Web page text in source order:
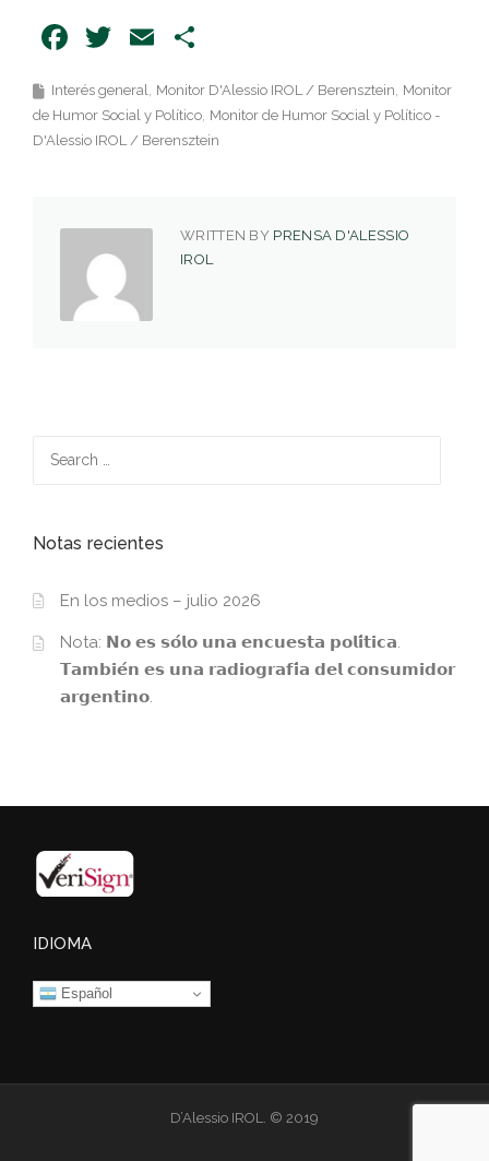
Facebook
Twitter
Email
Interés general Monitor D'Alessio IROL / Berensztein Monitor
de Humor Social y Político Monitor de Humor Social y Político -
D'Alessio IROL / Berensztein
WRITTEN BY PRENSA D'ALESSIO
IROL
Notas recientes
En los medios – julio 2026
Nota: 𝗡𝗼 𝗲𝘀 𝘀𝗼́𝗹𝗼 𝘂𝗻𝗮 𝗲𝗻𝗰𝘂𝗲𝘀𝘁𝗮 𝗽𝗼𝗹𝗶́𝘁𝗶𝗰𝗮.
𝗧𝗮𝗺𝗯𝗶𝗲́𝗻 𝗲𝘀 𝘂𝗻𝗮 𝗿𝗮𝗱𝗶𝗼𝗴𝗿𝗮𝗳𝗶́𝗮 𝗱𝗲𝗹 𝗰𝗼𝗻𝘀𝘂𝗺𝗶𝗱𝗼𝗿
𝗮𝗿𝗴𝗲𝗻𝘁𝗶𝗻𝗼.
IDIOMA
Español
D’Alessio IROL. © 2019